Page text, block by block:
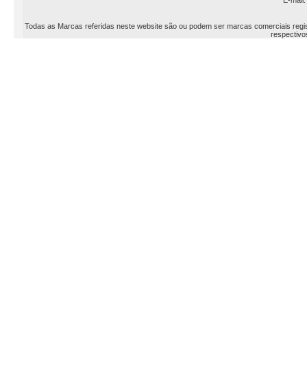
Todas as Marcas referidas neste website são ou podem ser marcas comerciais